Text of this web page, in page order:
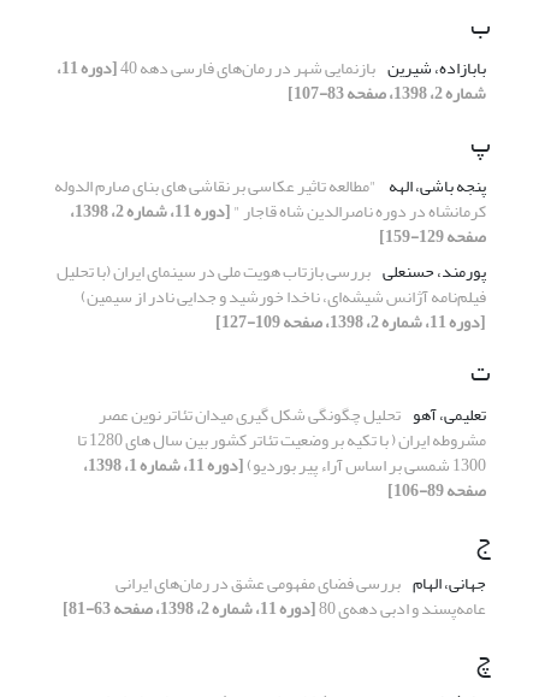
ب
بابازاده، شیرین بازنمایی شهر در رمان‌های فارسی دهه 40 [دوره 11،
شماره 2، 1398، صفحه 83-107]
پ
پنجه باشی، الهه "مطالعه تاثیر عکاسی بر نقاشی های بنای صارم الدوله
کرمانشاه در دوره ناصرالدین شاه قاجار " [دوره 11، شماره 2، 1398،
صفحه 129-159]
پورمند، حسنعلی بررسی بازتاب هویت ملی در سینمای ایران (با تحلیل
فیلم‌نامه آژانس شیشه‌ای، ناخدا خورشید و جدایی نادر از سیمین)
[دوره 11، شماره 2، 1398، صفحه 109-127]
ت
تعلیمی، آهو تحلیل چگونگی شکل گیری میدان تئاتر نوین عصر
مشروطه ایران ( با تکیه بر وضعیت تئاتر کشور بین سال های 1280 تا
1300 شمسی بر اساس آراء پیر بوردیو) [دوره 11، شماره 1، 1398،
صفحه 89-106]
ج
جهانی، الهام بررسی فضای مفهومی عشق در رمان‌های ایرانی
عامه‌پسند و ادبی دهه‌ی 80 [دوره 11، شماره 2، 1398، صفحه 63-81]
چ